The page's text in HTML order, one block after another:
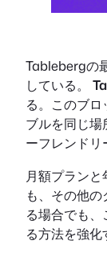
Tablebergの
している。
る。このブ
ブルを同じ
ーフレンドリ
月額プラン
も、その他
る場合でも
る方法を強化